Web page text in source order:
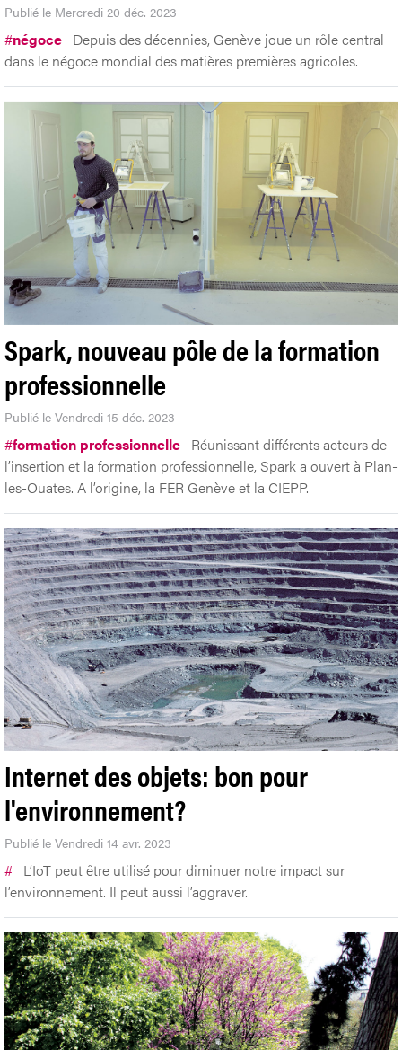
Publié le Mercredi 20 déc. 2023
#négoce Depuis des décennies, Genève joue un rôle central
dans le négoce mondial des matières premières agricoles.
Spark, nouveau pôle de la formation
professionnelle
Publié le Vendredi 15 déc. 2023
#formation professionnelle Réunissant différents acteurs de
l’insertion et la formation professionnelle, Spark a ouvert à Plan-
les-Ouates. A l’origine, la FER Genève et la CIEPP.
Internet des objets: bon pour
l'environnement?
Publié le Vendredi 14 avr. 2023
# L’IoT peut être utilisé pour diminuer notre impact sur
l’environnement. Il peut aussi l’aggraver.